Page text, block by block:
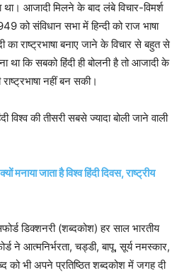
था। आजादी मिलने के बाद लंबे विचार-विमर्श
को संविधान सभा में हिन्‍दी को राज भाषा
का राष्ट्रभाषा बनाए जाने के विचार से बहुत से
कि सबको हिंदी ही बोलनी है तो आजादी के
नहीं बन सकी।
विश्व की तीसरी सबसे ज्यादा बोली जाने वाली
जाता है विश्व हिंदी दिवस, राष्ट्रीय
डिक्शनरी (शब्दकोश) हर साल भारतीय
ने आत्मनिर्भरता, चड्डी, बापू, सूर्य नमस्कार,
को भी अपने प्रतिष्ठित शब्दकोश में जगह दी